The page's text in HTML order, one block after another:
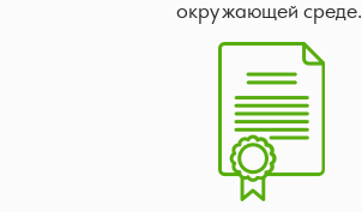
окружающей среде.